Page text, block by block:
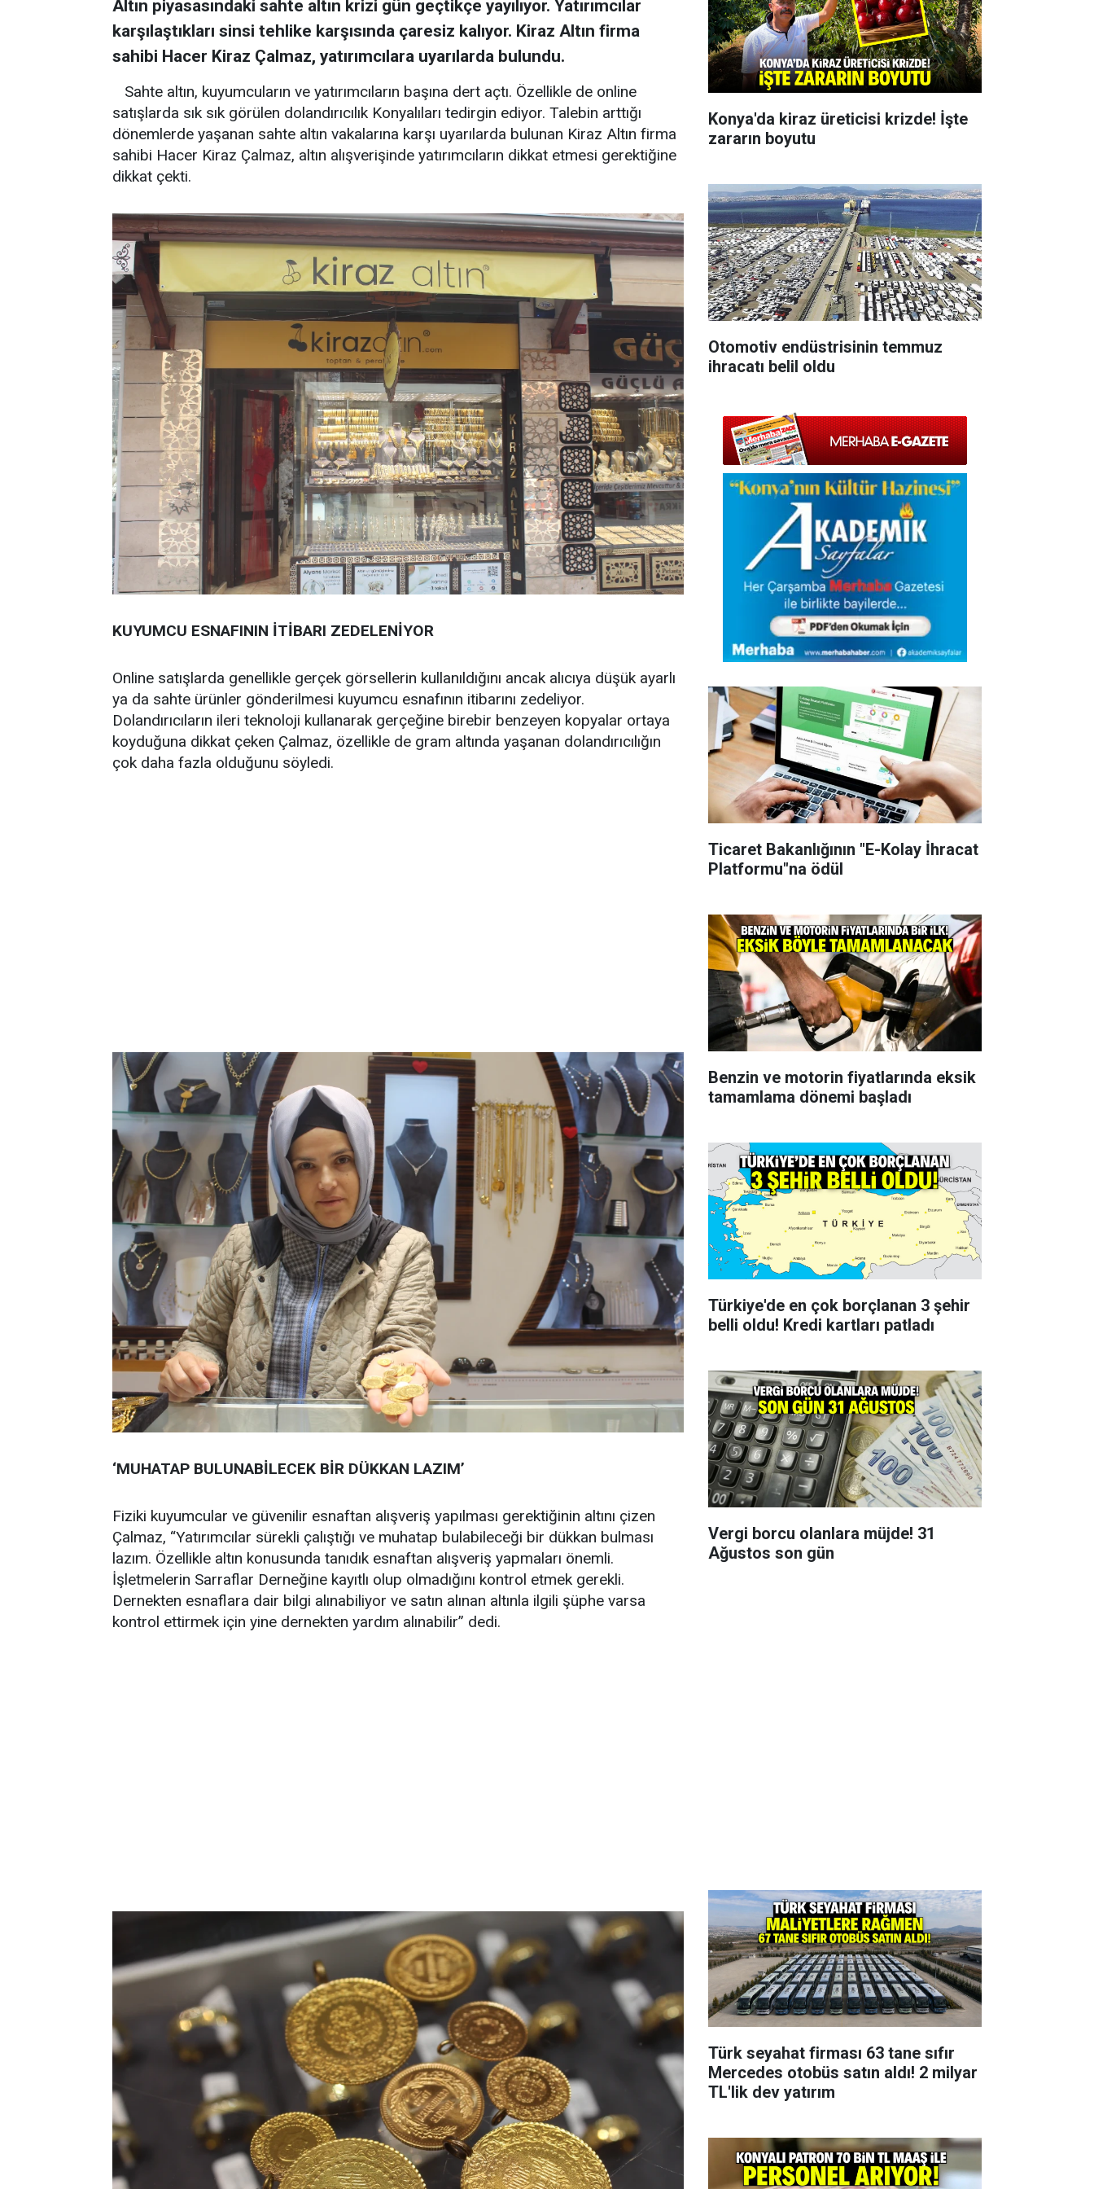
Altın piyasasındaki sahte altın krizi gün geçtikçe yayılıyor. Yatırımcılar
karşılaştıkları sinsi tehlike karşısında çaresiz kalıyor. Kiraz Altın firma
sahibi Hacer Kiraz Çalmaz, yatırımcılara uyarılarda bulundu.
Sahte altın, kuyumcuların ve yatırımcıların başına dert açtı. Özellikle de online
satışlarda sık sık görülen dolandırıcılık Konyalıları tedirgin ediyor. Talebin arttığı
dönemlerde yaşanan sahte altın vakalarına karşı uyarılarda bulunan Kiraz Altın firma
sahibi Hacer Kiraz Çalmaz, altın alışverişinde yatırımcıların dikkat etmesi gerektiğine
dikkat çekti.
KUYUMCU ESNAFININ İTİBARI ZEDELENİYOR
Online satışlarda genellikle gerçek görsellerin kullanıldığını ancak alıcıya düşük ayarlı
ya da sahte ürünler gönderilmesi kuyumcu esnafının itibarını zedeliyor.
Dolandırıcıların ileri teknoloji kullanarak gerçeğine birebir benzeyen kopyalar ortaya
koyduğuna dikkat çeken Çalmaz, özellikle de gram altında yaşanan dolandırıcılığın
çok daha fazla olduğunu söyledi.
‘MUHATAP BULUNABİLECEK BİR DÜKKAN LAZIM’
Fiziki kuyumcular ve güvenilir esnaftan alışveriş yapılması gerektiğinin altını çizen
Çalmaz, “Yatırımcılar sürekli çalıştığı ve muhatap bulabileceği bir dükkan bulması
lazım. Özellikle altın konusunda tanıdık esnaftan alışveriş yapmaları önemli.
İşletmelerin Sarraflar Derneğine kayıtlı olup olmadığını kontrol etmek gerekli.
Dernekten esnaflara dair bilgi alınabiliyor ve satın alınan altınla ilgili şüphe varsa
kontrol ettirmek için yine dernekten yardım alınabilir” dedi.
Konya'da kiraz üreticisi krizde! İşte
zararın boyutu
Otomotiv endüstrisinin temmuz
ihracatı belil oldu
Ticaret Bakanlığının "E-Kolay İhracat
Platformu"na ödül
Benzin ve motorin fiyatlarında eksik
tamamlama dönemi başladı
Türkiye'de en çok borçlanan 3 şehir
belli oldu! Kredi kartları patladı
Vergi borcu olanlara müjde! 31
Ağustos son gün
Türk seyahat firması 63 tane sıfır
Mercedes otobüs satın aldı! 2 milyar
TL'lik dev yatırım